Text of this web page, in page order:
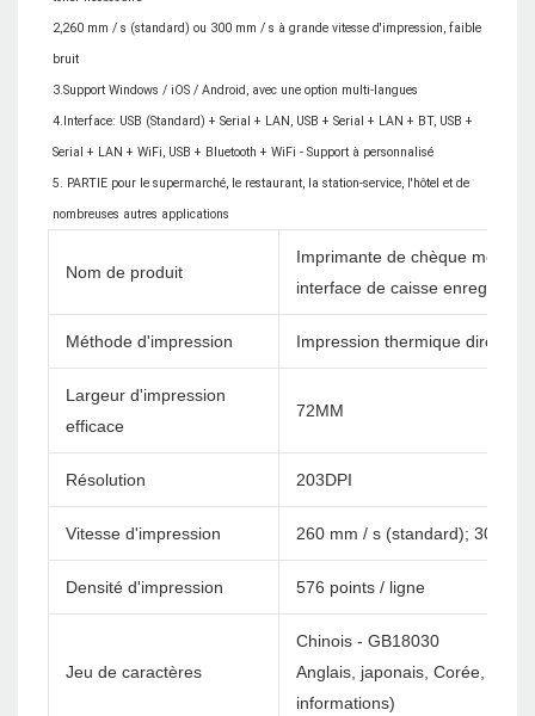
2,260 mm / s (standard) ou 300 mm / s à grande vitesse d'impression, faible
bruit
3.Support Windows / iOS / Android, avec une option multi-langues
4.Interface: USB (Standard) + Serial + LAN, USB + Serial + LAN + BT, USB +
Serial + LAN + WiFi, USB + Bluetooth + WiFi - Support à personnalisé
5. PARTIE pour le supermarché, le restaurant, la station-service, l'hôtel et de
Nom de produit
Imprimante de chèque
interface de caisse
Méthode d'impression Impression thermique directe
Largeur d'impression
efficace
72MM
Résolution 203DPI
Vitesse d'impression 260 mm / s (standard); 300
Densité d'impression 576 points / ligne
Jeu de caractères
Chinois - GB18030
Anglais, japonais, Corée, etc.
informations)